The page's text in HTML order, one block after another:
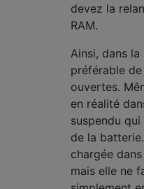
devez la
RAM.
Ainsi, dans
préférable
ouvertes.
en réalité
suspendu qui
de la
chargée
mais elle ne